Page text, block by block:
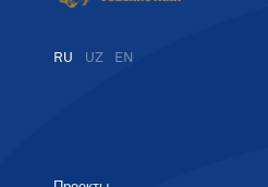
RU UZ EN